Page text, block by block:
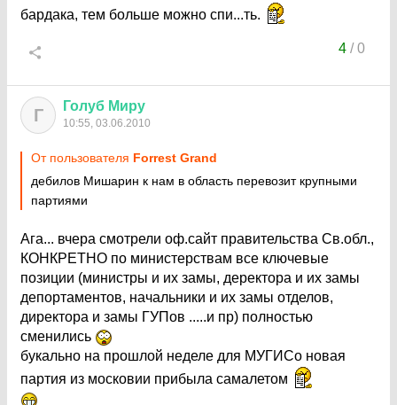
бардака, тем больше можно спи...ть.
4/0
Г Голуб Миру
10:55, 03.06.2010
От пользователя Forrest Grand
дебилов Мишарин к нам в область перевозит крупными
партиями
Ага... вчера смотрели оф.сайт правительства Св.обл.,
КОНКРЕТНО по министерствам все ключевые
позиции (министры и их замы, деректора и их замы
депортаментов, начальники и их замы отделов,
директора и замы ГУПов .....и пр) полностью
сменились
букально на прошлой неделе для МУГИСо новая
партия из московии прибыла самалетом